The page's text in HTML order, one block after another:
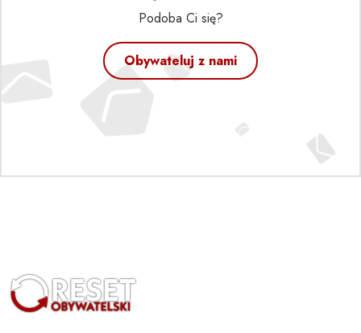
Podoba Ci się?
Obywateluj z nami